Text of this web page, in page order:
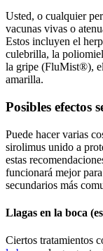
Usted, o cualquier
vacunas vivas o
Estos incluyen el
culebrilla, la
la gripe (FluMist®),
amarilla.
Posibles efectos
Puede hacer varias
sirolimus unido a
estas
funcionará mejor
secundarios más
Llagas en la boca
Ciertos tratamientos